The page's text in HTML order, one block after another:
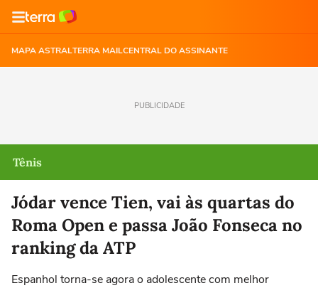
MAPA ASTRALTERRA MAILCENTRAL DO ASSINANTE
PUBLICIDADE
Tênis
Jódar vence Tien, vai às quartas do
Roma Open e passa João Fonseca no
ranking da ATP
Espanhol torna-se agora o adolescente com melhor